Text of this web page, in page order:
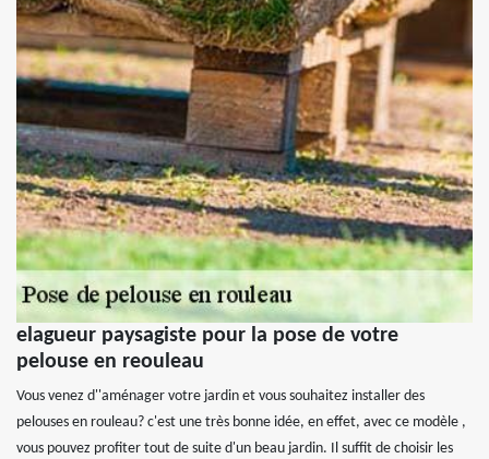
elagueur paysagiste pour la pose de votre
pelouse en reouleau
Vous venez d''aménager votre jardin et vous souhaitez installer des
pelouses en rouleau? c'est une très bonne idée, en effet, avec ce modèle ,
vous pouvez profiter tout de suite d'un beau jardin. Il suffit de choisir les